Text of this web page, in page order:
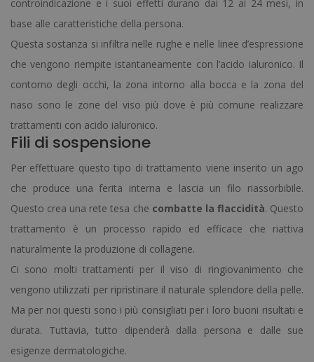
controindicazione e i suoi effetti durano dai 12 ai 24 mesi, in
base alle caratteristiche della persona.
Questa sostanza si infiltra nelle rughe e nelle linee d’espressione
che vengono riempite istantaneamente con l’acido ialuronico. Il
contorno degli occhi, la zona intorno alla bocca e la zona del
naso sono le zone del viso più dove è più comune realizzare
trattamenti con acido ialuronico.
Fili di sospensione
Per effettuare questo tipo di trattamento viene inserito un ago
che produce una ferita interna e lascia un filo riassorbibile.
Questo crea una rete tesa che combatte la flaccidità. Questo
trattamento è un processo rapido ed efficace che riattiva
naturalmente la produzione di collagene.
Ci sono molti trattamenti per il viso di ringiovanimento che
vengono utilizzati per ripristinare il naturale splendore della pelle.
Ma per noi questi sono i più consigliati per i loro buoni risultati e
durata. Tuttavia, tutto dipenderà dalla persona e dalle sue
esigenze dermatologiche.